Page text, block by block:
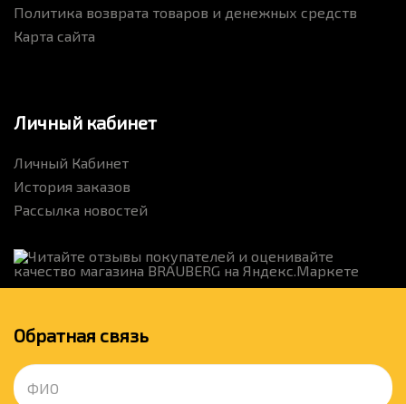
Политика возврата товаров и денежных средств
Карта сайта
Личный кабинет
Личный Кабинет
История заказов
Рассылка новостей
Обратная связь